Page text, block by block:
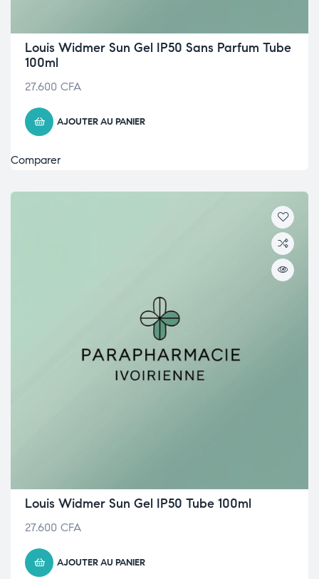
Louis Widmer Sun Gel IP50 Sans Parfum Tube
100ml
27.600 CFA
AJOUTER AU PANIER
Comparer
Louis Widmer Sun Gel IP50 Tube 100ml
27.600 CFA
AJOUTER AU PANIER